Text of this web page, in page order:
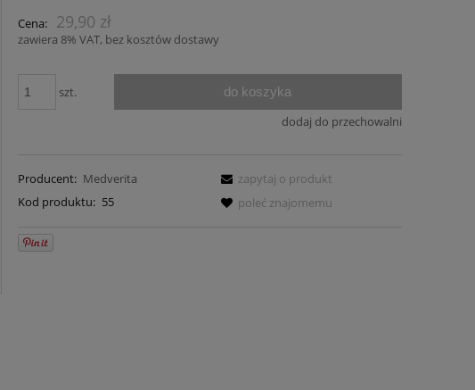
Cena: 29,90 zł
zawiera 8% VAT, bez kosztów dostawy
szt. do koszyka
dodaj do przechowalni
Producent: Medverita
Kod produktu: 55
zapytaj o produkt
poleć znajomemu